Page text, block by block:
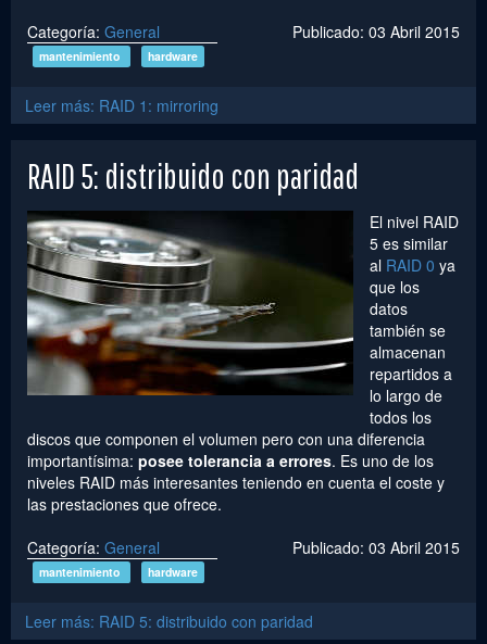
Categoría: General Publicado: 03 Abril 2015
mantenimiento hardware
Leer más: RAID 1: mirroring
RAID 5: distribuido con paridad
El nivel RAID
5 es similar
al RAID 0 ya
que los
datos
también se
almacenan
repartidos a
lo largo de
todos los
discos que componen el volumen pero con una diferencia
importantísima: posee tolerancia a errores. Es uno de los
niveles RAID más interesantes teniendo en cuenta el coste y
las prestaciones que ofrece.
Categoría: General Publicado: 03 Abril 2015
mantenimiento hardware
Leer más: RAID 5: distribuido con paridad